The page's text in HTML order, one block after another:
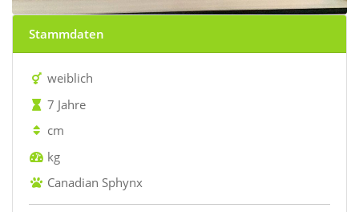
Stammdaten
weiblich
7 Jahre
cm
kg
Canadian Sphynx